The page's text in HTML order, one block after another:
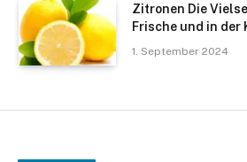
Zitronen Die
Frische und in der
1. September 2024